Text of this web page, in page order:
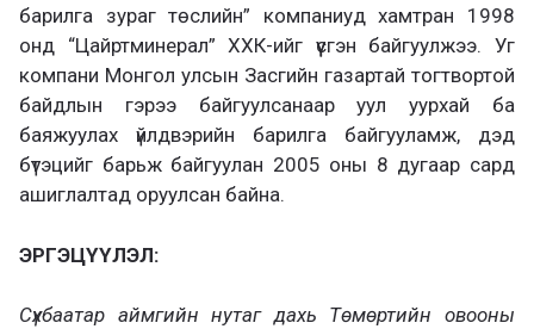
барилга зураг төслийн” компаниуд хамтран 1998
онд “Цайртминерал” ХХК-ийг үүсгэн байгуулжээ. Уг
компани Монгол улсын Засгийн газартай тогтвортой
байдлын гэрээ байгуулсанаар уул уурхай ба
баяжуулах үйлдвэрийн барилга байгууламж, дэд
бүтэцийг барьж байгуулан 2005 оны 8 дугаар сард
ашиглалтад оруулсан байна.
ЭРГЭЦҮҮЛЭЛ:
Сүхбаатар аймгийн нутаг дахь Төмөртийн овооны